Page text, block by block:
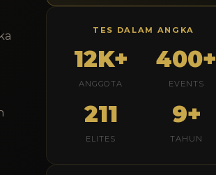
TES DALAM ANGKA
12K+
ANGGOTA
400+
EVENTS
211
ELITES
9+
TAHUN